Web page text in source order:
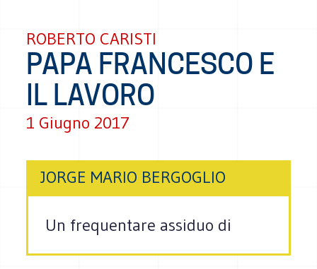
ROBERTO CARISTI
PAPA FRANCESCO E
IL LAVORO
1 Giugno 2017
JORGE MARIO BERGOGLIO
Un frequentare assiduo di